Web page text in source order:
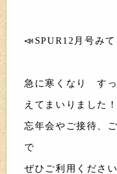
📣SPUR12月号み
急に寒くなり す
えてまいりました！
忘年会やご接待、
で
ぜひご利用くださ